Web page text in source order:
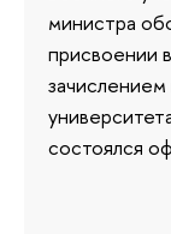
министра
присвоении
состоялся